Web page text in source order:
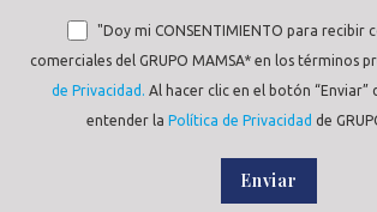
"Doy mi CONSENTIMIENTO para recibir
comerciales del GRUPO MAMSA* en los términos
de Privacidad. Al hacer clic en el botón “Enviar”
entender la Política de Privacidad de